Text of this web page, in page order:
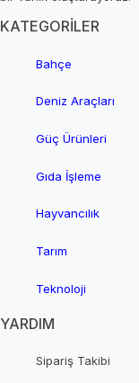
KATEGORİLER
Bahçe
Deniz Araçları
Güç Ürünleri
Gıda İşleme
Hayvancılık
Tarım
Teknoloji
YARDIM
Sipariş Takibi